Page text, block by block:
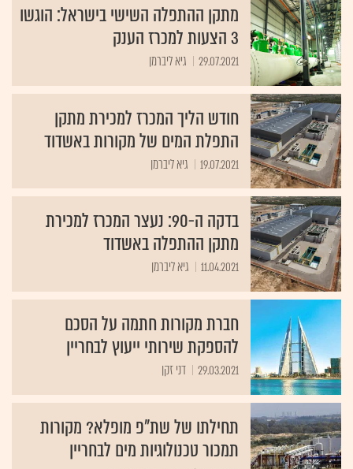
מתקן ההתפלה השישי בישראל: הוגשו
3 הצעות למכרז הענק
29.07.2021 גיא ליברמן
חודש הליך המכרז למכירת מתקן
התפלת המים של מקורות באשדוד
19.07.2021 גיא ליברמן
בדקה ה-90: נעצר המכרז למכירת
מתקן ההתפלה באשדוד
11.04.2021 גיא ליברמן
חברת מקורות חתמה על הסכם
להספקת שירותי ייעוץ לבחריין
29.03.2021 דני זקן
תחילתו של שת"פ מופלא? מקורות
תמכור טכנולוגיות מים לבחריין